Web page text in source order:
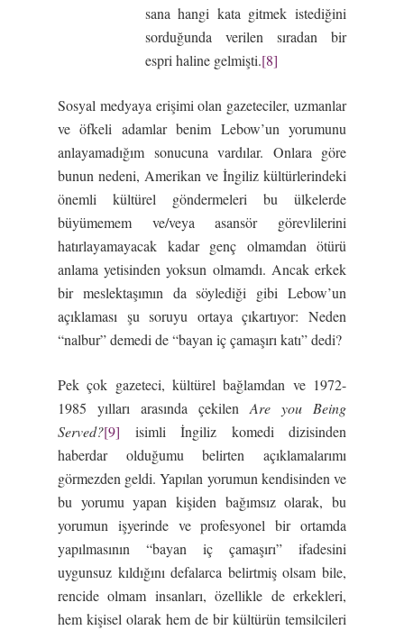
sana hangi kata gitmek istediğini
sorduğunda verilen sıradan bir
espri haline gelmişti.[8]
Sosyal medyaya erişimi olan gazeteciler, uzmanlar
ve öfkeli adamlar benim Lebow’un yorumunu
anlayamadığım sonucuna vardılar. Onlara göre
bunun nedeni, Amerikan ve İngiliz kültürlerindeki
önemli kültürel göndermeleri bu ülkelerde
büyümemem ve/veya asansör görevlilerini
hatırlayamayacak kadar genç olmamdan ötürü
anlama yetisinden yoksun olmamdı. Ancak erkek
bir meslektaşımın da söylediği gibi Lebow’un
açıklaması şu soruyu ortaya çıkartıyor: Neden
“nalbur” demedi de “bayan iç çamaşırı katı” dedi?
Pek çok gazeteci, kültürel bağlamdan ve 1972-
1985 yılları arasında çekilen Are you Being
Served?[9] isimli İngiliz komedi dizisinden
haberdar olduğumu belirten açıklamalarımı
görmezden geldi. Yapılan yorumun kendisinden ve
bu yorumu yapan kişiden bağımsız olarak, bu
yorumun işyerinde ve profesyonel bir ortamda
yapılmasının “bayan iç çamaşırı” ifadesini
uygunsuz kıldığını defalarca belirtmiş olsam bile,
rencide olmam insanları, özellikle de erkekleri,
hem kişisel olarak hem de bir kültürün temsilcileri